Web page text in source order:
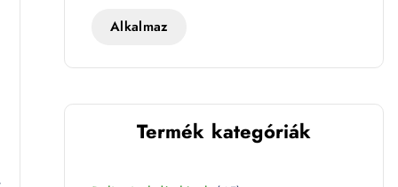
Alkalmaz
Termék kategóriák